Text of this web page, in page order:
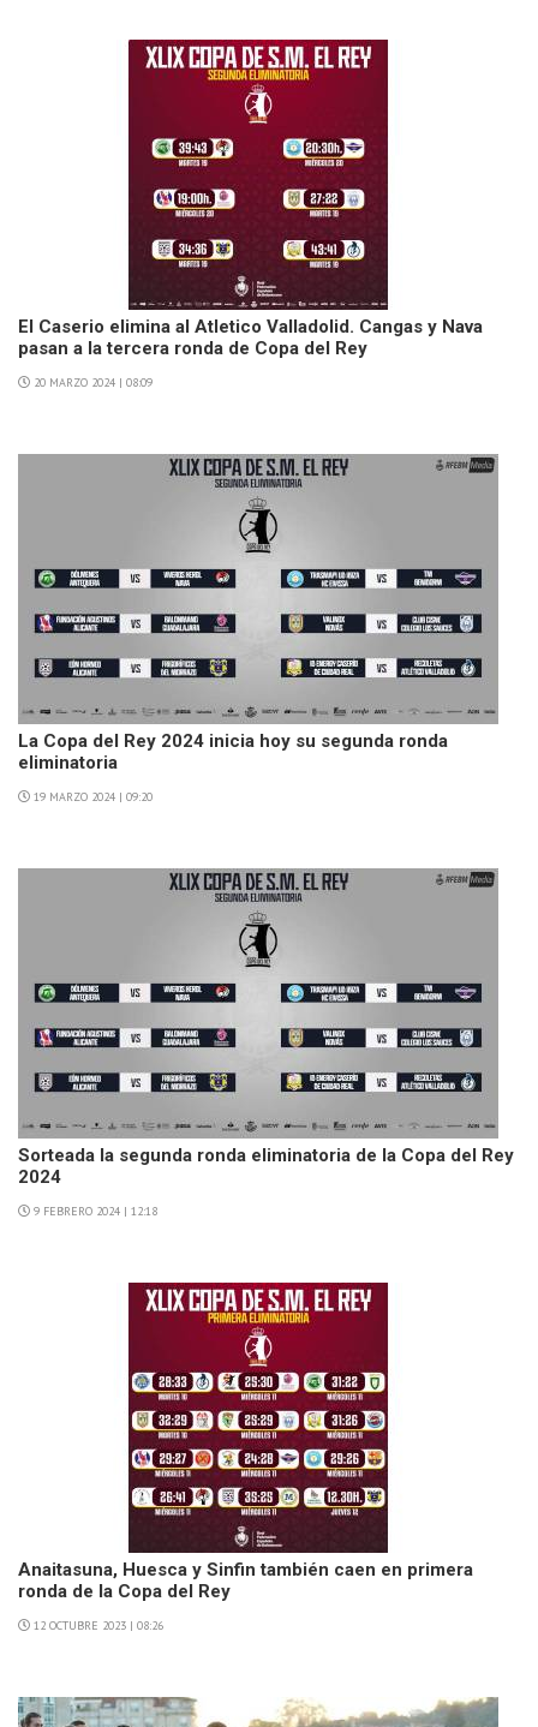
El Caserio elimina al Atletico Valladolid. Cangas y Nava
pasan a la tercera ronda de Copa del Rey
20 MARZO 2024 | 08:09
La Copa del Rey 2024 inicia hoy su segunda ronda
eliminatoria
19 MARZO 2024 | 09:20
Sorteada la segunda ronda eliminatoria de la Copa del Rey
2024
9 FEBRERO 2024 | 12:18
Anaitasuna, Huesca y Sinfin también caen en primera
ronda de la Copa del Rey
12 OCTUBRE 2023 | 08:26